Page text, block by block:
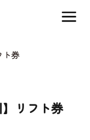
体
|【公
｜兵
アウ
ト券
リフト券